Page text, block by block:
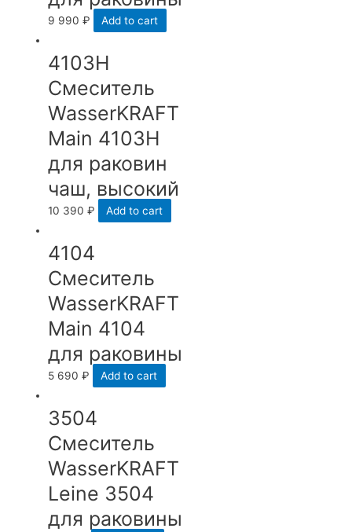
9 990₽ Add to cart
4103Н
Смеситель
WasserKRAFT
Main 4103H
для раковин
чаш, высокий
10 390₽ Add to cart
4104
Смеситель
WasserKRAFT
Main 4104
для раковины
5 690₽ Add to cart
3504
Смеситель
WasserKRAFT
Leine 3504
для раковины